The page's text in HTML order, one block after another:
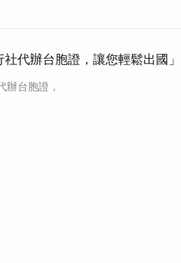
社代辦台胞證，讓您輕鬆出國」
辦台胞證，